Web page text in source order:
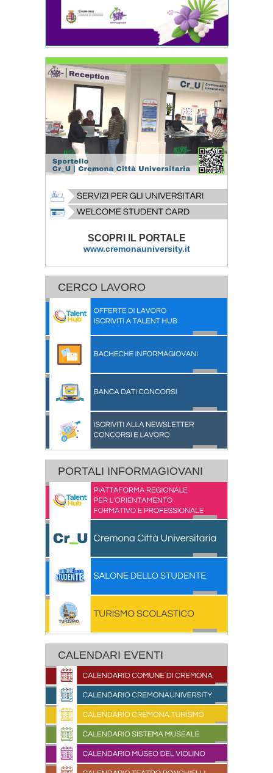
SCOPRI IL PORTALE
www.cremonauniversity.it
CERCO LAVORO
PORTALI INFORMAGIOVANI
CALENDARI EVENTI